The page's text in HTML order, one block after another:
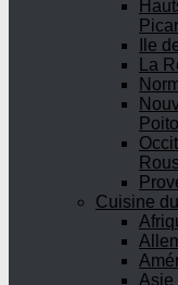
Ile
La
Cuisine
Asie